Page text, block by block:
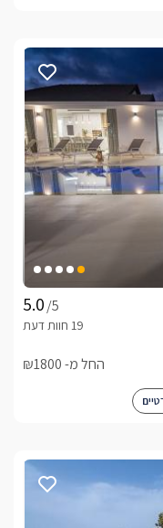
/5
החל מ- ₪1800